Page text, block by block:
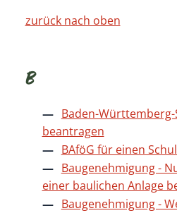
zurück nach oben
B
Baden-Württemberg-
beantragen
BAföG für einen
Baugenehmigung -
einer baulichen Anlage
Baugenehmigung -